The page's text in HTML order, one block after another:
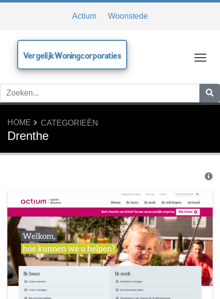
Actium Woonstede
VergelijkWoningcorporaties
HOME CATEGORIEËN
Drenthe